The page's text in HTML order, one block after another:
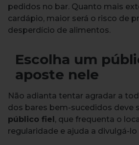
pedidos no bar. Quanto mais
cardápio, maior será o risco de
desperdício de alimentos.
Escolha um
aposte nele
Não adianta tentar agradar a
dos bares bem-sucedidos deve
público fiel, que frequenta o
regularidade e ajuda a divulgá-